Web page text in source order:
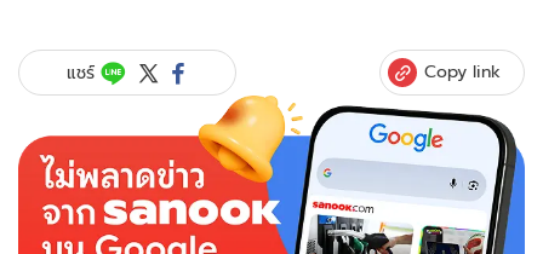
"ปรปักษ์
จำนน"
แท่น
ซี
อันดับ
แชร์ Copy link